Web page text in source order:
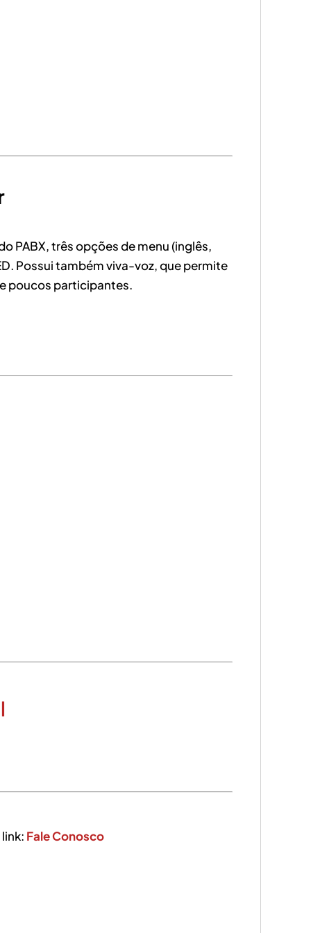
PABX, três opções de menu (inglês,
Possui também viva-voz, que permite
poucos participantes.
Fale Conosco